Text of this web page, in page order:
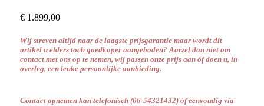
€1.899,00
Wij streven altijd naar de laagste prijsgarantie maar wordt dit
artikel u elders toch goedkoper aangeboden? Aarzel dan niet om
contact met ons op te nemen, wij passen onze prijs aan óf doen u, in
overleg, een leuke persoonlijke aanbieding.
Contact opnemen kan telefonisch (06-54321432) ófeenvoudig via